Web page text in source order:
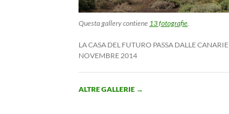
Questa gallery contiene 13 fotografie.
LA CASA DEL FUTURO PASSA DALLE CANARIE
NOVEMBRE 2014
ALTRE GALLERIE →